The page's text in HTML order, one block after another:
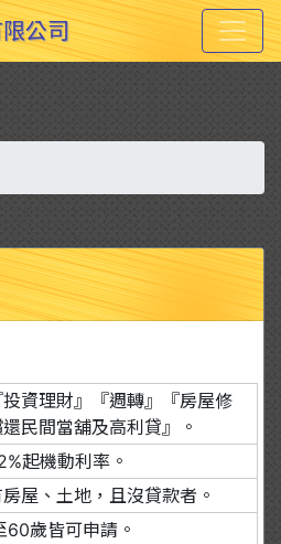
Next
公司
資理財』『週轉』『房屋修
民間當舖及高利貸』。
起機動利率。
屋、土地，且沒貸款者。
歲皆可申請。